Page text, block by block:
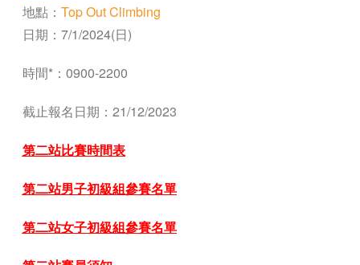
地點： Top Out Climbing
日期：7/1/2024(日)
時間*：0900-2200
截止報名日期：21/12/2023
第二站比賽時間表
第二站男子初級組參賽名單
第二站女子初級組參賽名單